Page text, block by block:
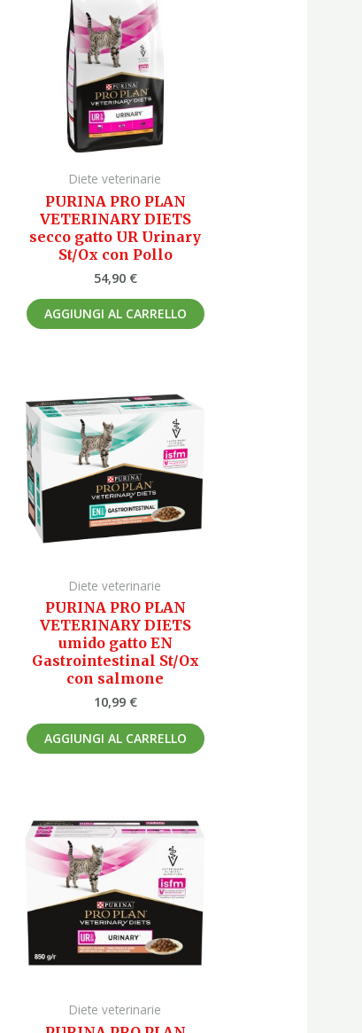
Diete veterinarie
PURINA PRO PLAN
VETERINARY DIETS
secco gatto UR Urinary
St/Ox con Pollo
54,90 €
AGGIUNGI AL CARRELLO
Diete veterinarie
PURINA PRO PLAN
VETERINARY DIETS
umido gatto EN
Gastrointestinal St/Ox
con salmone
10,99 €
AGGIUNGI AL CARRELLO
Diete veterinarie